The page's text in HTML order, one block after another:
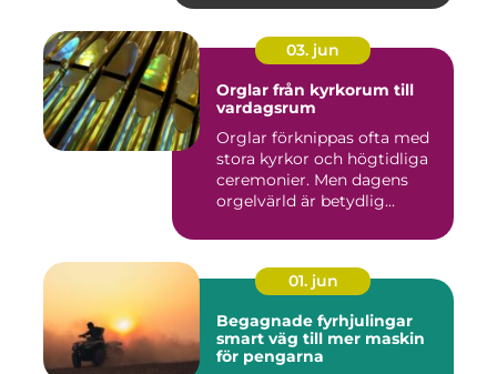
03. jun
Orglar från kyrkorum till
vardagsrum
Orglar förknippas ofta med
stora kyrkor och högtidliga
ceremonier. Men dagens
orgelvärld är betydlig...
01. jun
Begagnade fyrhjulingar
smart väg till mer maskin
för pengarna